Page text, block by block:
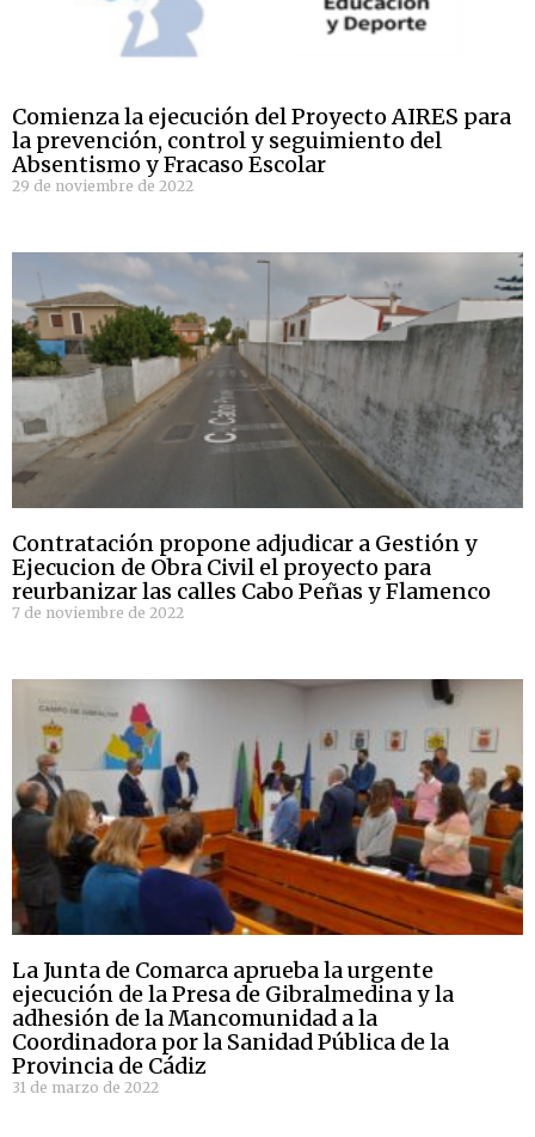
Comienza la ejecución del Proyecto AIRES para
la prevención, control y seguimiento del
Absentismo y Fracaso Escolar
29 de noviembre de 2022
Contratación propone adjudicar a Gestión y
Ejecucion de Obra Civil el proyecto para
reurbanizar las calles Cabo Peñas y Flamenco
7 de noviembre de 2022
La Junta de Comarca aprueba la urgente
ejecución de la Presa de Gibralmedina y la
adhesión de la Mancomunidad a la
Coordinadora por la Sanidad Pública de la
Provincia de Cádiz
31 de marzo de 2022